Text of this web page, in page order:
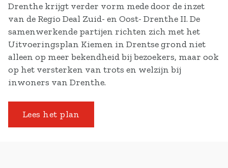
Drenthe krijgt verder vorm mede door de inzet
van de Regio Deal Zuid- en Oost- Drenthe II. De
samenwerkende partijen richten zich met het
Uitvoeringsplan Kiemen in Drentse grond niet
alleen op meer bekendheid bij bezoekers, maar ook
op het versterken van trots en welzijn bij
inwoners van Drenthe.
Lees het plan